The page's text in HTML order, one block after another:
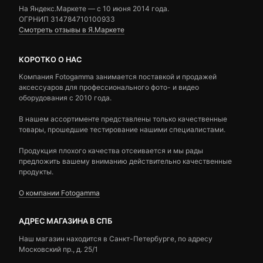
На Яндекс.Маркете — c 10 июня 2014 года.
ОГРНИП 314784710100933
Смотреть отзывы в Я.Маркете
КОРОТКО О НАС
Компания Fotogamma занимается поставкой и продажей
аксессуаров для профессионального фото- и видео
оборудования с 2010 года.
В нашем ассортименте представлены только качественные
товары, прошедшие тестирование нашими специалистами.
Продукция плохого качества отсеивается и мы рады
предложить вашему вниманию действительно качественные
продукты.
О компании Fotogamma
АДРЕС МАГАЗИНА В СПБ
Наш магазин находится в Санкт-Петербурге, по адресу
Московский пр., д. 25/1